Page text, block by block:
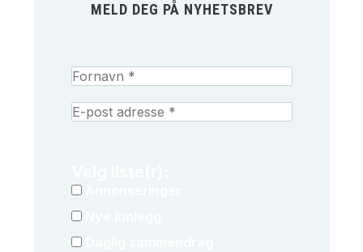
MELD DEG PÅ NYHETSBREV
Annonseringer
Nye innlegg
Daglig sammendrag